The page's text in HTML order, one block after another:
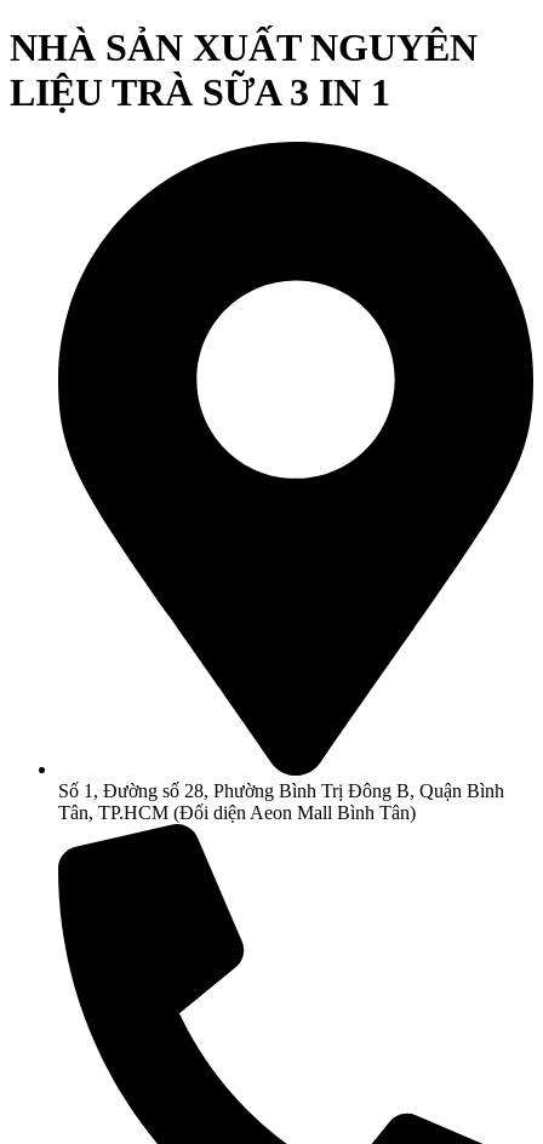
NHÀ SẢN XUẤT NGUYÊN
LIỆU TRÀ SỮA 3 IN 1
Số 1, Đường số 28, Phường Bình Trị Đông B, Quận Bình
Tân, TP.HCM (Đối diện Aeon Mall Bình Tân)